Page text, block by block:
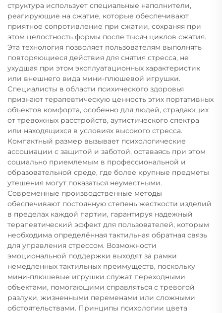
структура использует специальные наполнители,
реагирующие на сжатие, которые обеспечивают
приятное сопротивление при сжатии, сохраняя при
этом целостность формы после тысяч циклов сжатия.
Эта технология позволяет пользователям выполнять
повторяющиеся действия для снятия стресса, не
ухудшая при этом эксплуатационных характеристик
или внешнего вида мини-плюшевой игрушки.
Специалисты в области психического здоровья
признают терапевтическую ценность этих портативных
объектов комфорта, особенно для людей, страдающих
от тревожных расстройств, аутистического спектра
или находящихся в условиях высокого стресса.
Компактный размер вызывает психологические
ассоциации с защитой и заботой, оставаясь при этом
социально приемлемым в профессиональной и
образовательной среде, где более крупные предметы
утешения могут показаться неуместными.
Современные производственные методы
обеспечивают постоянную степень жесткости изделий
в пределах каждой партии, гарантируя надежный
терапевтический эффект для пользователей, которым
необходима определённая тактильная обратная связь
для управления стрессом. Возможности
эмоциональной поддержки выходят за рамки
немедленных тактильных преимуществ, поскольку
мини-плюшевые игрушки служат переходными
объектами, помогающими справляться с тревогой
разлуки, жизненными переменами или сложными
обстоятельствами. Принципы психологии цвета